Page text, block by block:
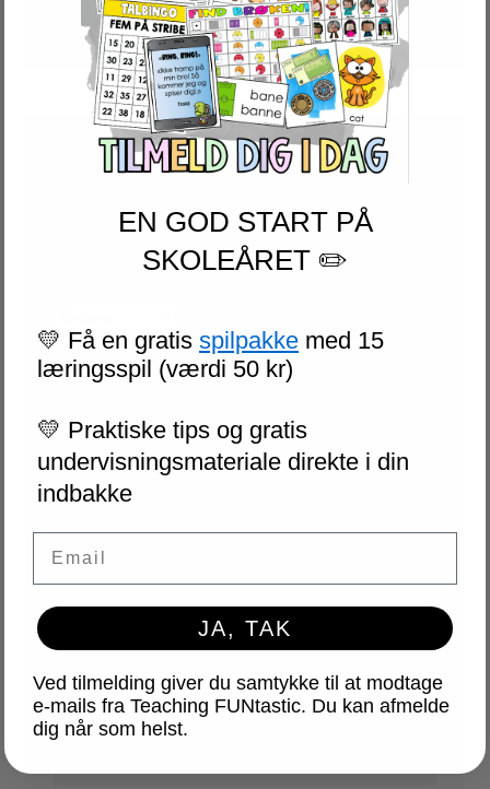
Der er endnu ikke nogle anmeldelser.
Din e-mailadresse vil ikke blive
markeret med*
Din anmeldelse*
Navn*
EN GOD START PÅ
SKOLEÅRET ✏️
💛 Få en gratis spilpakke med 15
læringsspil (værdi 50 kr)
💛 Praktiske tips og gratis
undervisningsmateriale direkte i din
indbakke
JA, TAK
Ved tilmelding giver du samtykke til at modtage
e-mails fra Teaching FUNtastic. Du kan afmelde
dig når som helst.